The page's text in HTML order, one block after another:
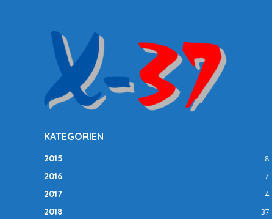
KATEGORIEN
2015 8
2016 7
2017 4
2018 37